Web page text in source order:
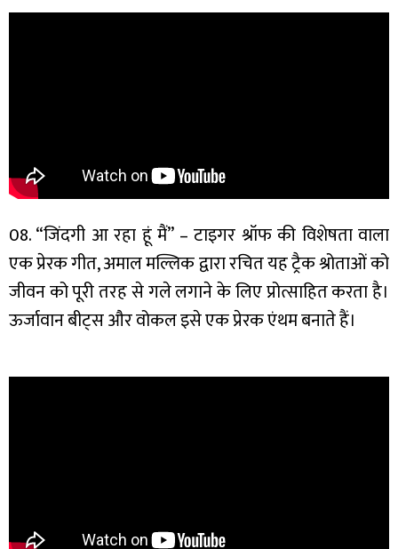
08. “जिंदगी आ रहा हूं मैं” – टाइगर श्रॉफ की विशेषता वाला
एक प्रेरक गीत, अमाल मल्लिक द्वारा रचित यह ट्रैक श्रोताओं को
जीवन को पूरी तरह से गले लगाने के लिए प्रोत्साहित करता है।
ऊर्जावान बीट्स और वोकल इसे एक प्रेरक एंथम बनाते हैं।